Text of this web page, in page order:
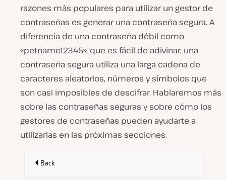
razones más populares para utilizar un gestor de
contraseñas es generar una contraseña segura. A
diferencia de una contraseña débil como
«petname12345», que es fácil de adivinar, una
contraseña segura utiliza una larga cadena de
caracteres aleatorios, números y símbolos que
son casi imposibles de descifrar. Hablaremos más
sobre las contraseñas seguras y sobre cómo los
gestores de contraseñas pueden ayudarte a
utilizarlas en las próximas secciones.